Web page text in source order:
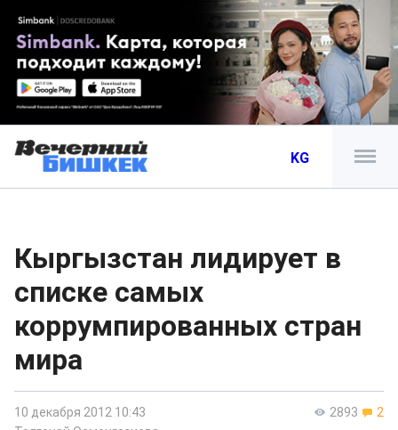
KG
Кыргызстан лидирует в
списке самых
коррумпированных стран
мира
2893 2
10 декабря 2012 10:43